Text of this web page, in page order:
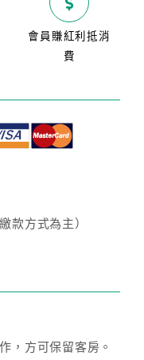
會員賺紅利抵消
費
款方式為主）
，方可保留客房。